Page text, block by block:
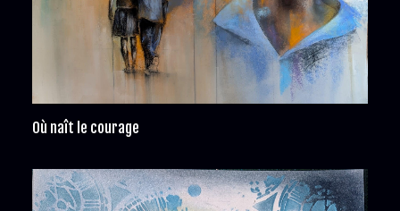
Où naît le courage